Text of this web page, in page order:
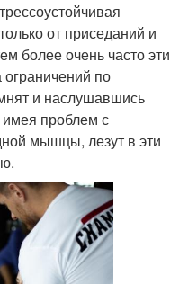
от приседаний и
более очень часто эти
ограничений по
и наслушавшись
имея проблем с
мышцы, лезут в эти